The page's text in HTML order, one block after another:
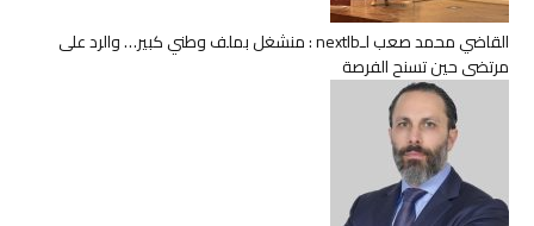
القاضي محمد صعب لـnextlb : منشغل بملف وطني كبير… والرد على
مرتضى حين تسنح الفرصة